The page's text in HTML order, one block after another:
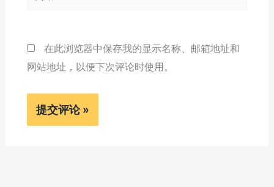
在此浏览器中保存我的显示名称、邮箱地址和
网站地址，以便下次评论时使用。